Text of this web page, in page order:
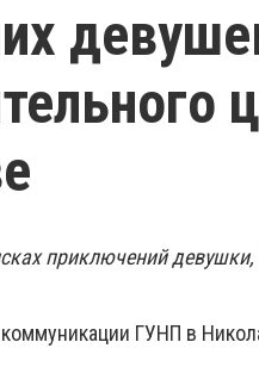
приключений девушки,
ГУНП в